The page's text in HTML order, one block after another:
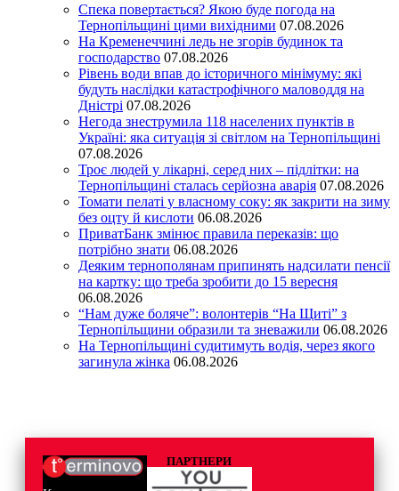
Спека повертається? Якою буде погода на
Тернопільщині цими вихідними 07.08.2026
На Кременеччині ледь не згорів будинок та
господарство 07.08.2026
Рівень води впав до історичного мінімуму: які
будуть наслідки катастрофічного маловоддя на
Дністрі 07.08.2026
Негода знеструмила 118 населених пунктів в
Україні: яка ситуація зі світлом на Тернопільщині
07.08.2026
Троє людей у лікарні, серед них – підлітки: на
Тернопільщині сталась серйозна аварія 07.08.2026
Томати пелаті у власному соку: як закрити на зиму
без оцту й кислоти 06.08.2026
ПриватБанк змінює правила переказів: що
потрібно знати 06.08.2026
Деяким тернополянам припинять надсилати пенсії
на картку: що треба зробити до 15 вересня
06.08.2026
“Нам дуже боляче”: волонтерів “На Щиті” з
Тернопільщини образили та зневажили 06.08.2026
На Тернопільщині судитимуть водія, через якого
загинула жінка 06.08.2026
ПАРТНЕРИ